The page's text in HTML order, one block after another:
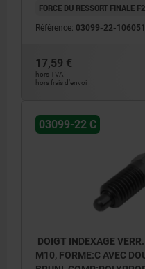
FORCE DU RESSORT FINALE
Référence: 03099-22-
17,59 €
hors TVA
hors frais d’envoi
03099-22 C
DOIGT INDEXAGE
M10, FORME:C AVEC